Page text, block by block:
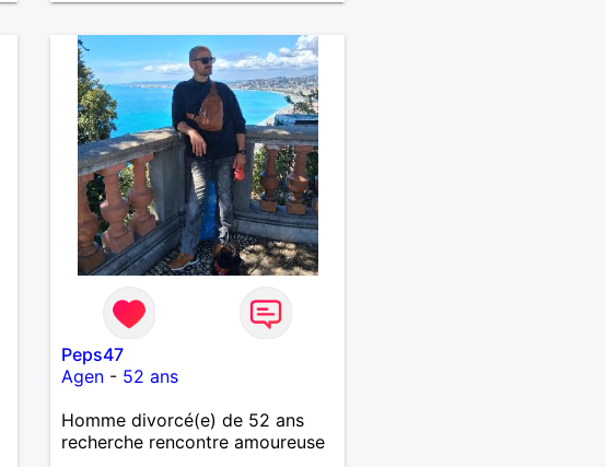
Peps47
Agen - 52 ans
Homme divorcé(e) de 52 ans
recherche rencontre amoureuse